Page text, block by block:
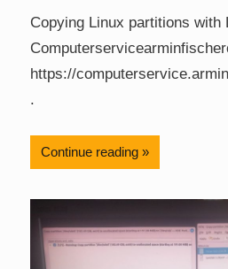
Copying Linux partitions with
https://
.
Continue reading